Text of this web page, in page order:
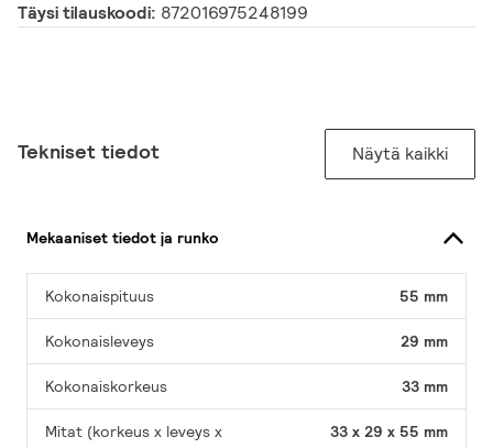
Täysi tilauskoodi: 872016975248199
Tekniset tiedot Näytä kaikki
Mekaaniset tiedot ja runko
Kokonaispituus 55 mm
Kokonaisleveys 29 mm
Kokonaiskorkeus 33 mm
Mitat (korkeus x leveys x
33 x 29 x 55 mm